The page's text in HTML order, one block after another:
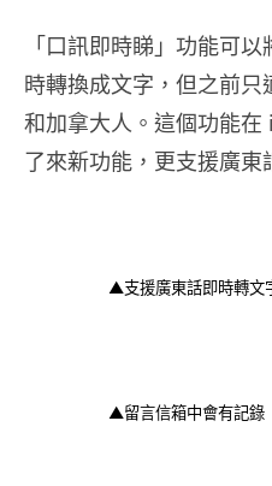
「口訊即時睇」功能可
時轉換成文字，但之前
和加拿大人。這個功能在
了來新功能，更支援廣東
▲支援廣東話即時轉文
▲留言信箱中會有記錄